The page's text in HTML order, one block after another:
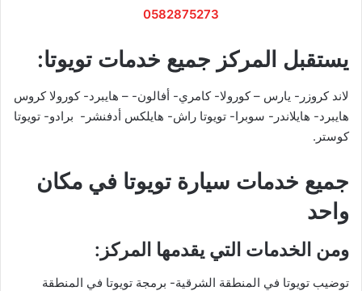
0582875273
يستقبل المركز جميع خدمات تويوتا:
لاند كروزر- يارس – كورولا- كامري- أفالون- – هايبرد- كورولا كروس
هايبرد- هايلاندر- سوبرا- تويوتا راش- هايلكس أدفنشر- برادو- تويوتا
كوستر.
جميع خدمات سيارة تويوتا في مكان
واحد
ومن الخدمات التي يقدمها المركز:
توضيب تويوتا في المنطقة الشرقية- برمجة تويوتا في المنطقة